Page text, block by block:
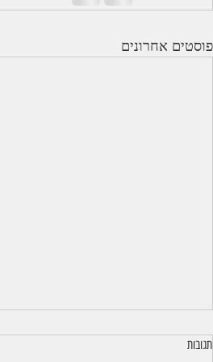
פוסטים אחרונים
תגובות